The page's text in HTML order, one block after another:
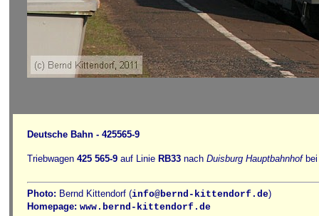
Deutsche Bahn - 425565-9
Triebwagen 425 565-9 auf Linie RB33 nach Duisburg Hauptbahnhofbei
Photo: Bernd Kittendorf (info@bernd-kittendorf.de)
Homepage: www.bernd-kittendorf.de